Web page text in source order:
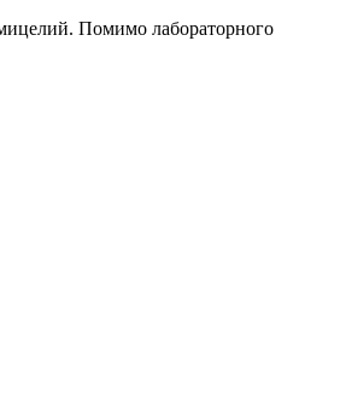
Помимо лабораторного